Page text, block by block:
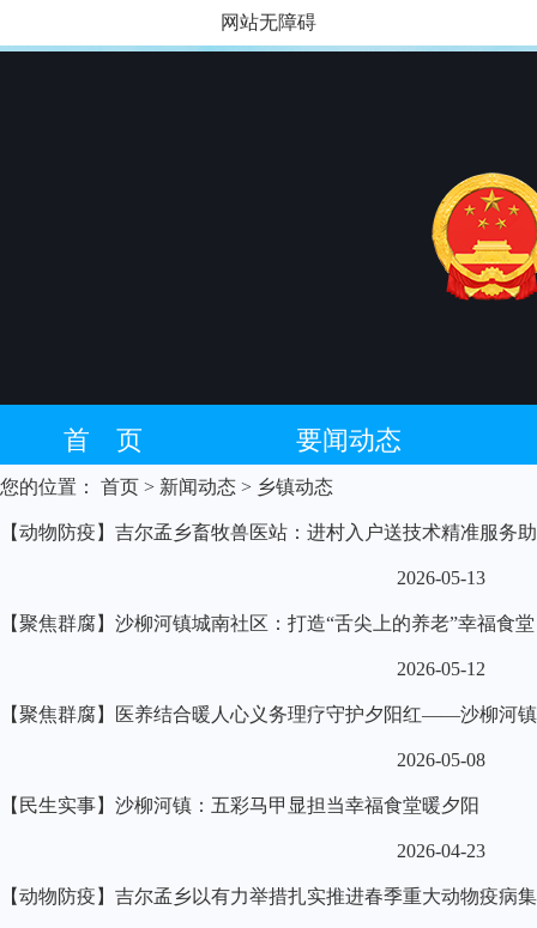
网站无障碍
首 页 要闻动态
您的位置： 首页 > 新闻动态 > 乡镇动态
【动物防疫】吉尔孟乡畜牧兽医站：进村入户送技术精准服务
2026-05-13
【聚焦群腐】沙柳河镇城南社区：打造“舌尖上的养老”幸福食堂
2026-05-12
【聚焦群腐】医养结合暖人心义务理疗守护夕阳红——沙柳河
2026-05-08
【民生实事】沙柳河镇：五彩马甲显担当幸福食堂暖夕阳
2026-04-23
【动物防疫】吉尔孟乡以有力举措扎实推进春季重大动物疫病